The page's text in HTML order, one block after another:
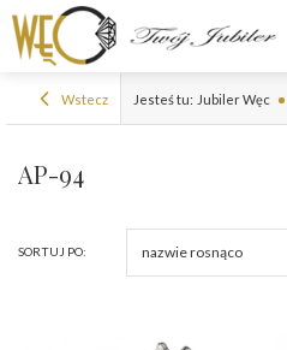
Wstecz Jesteś tu: Jubiler Węc
AP-94
SORTUJ PO: nazwie rosnąco